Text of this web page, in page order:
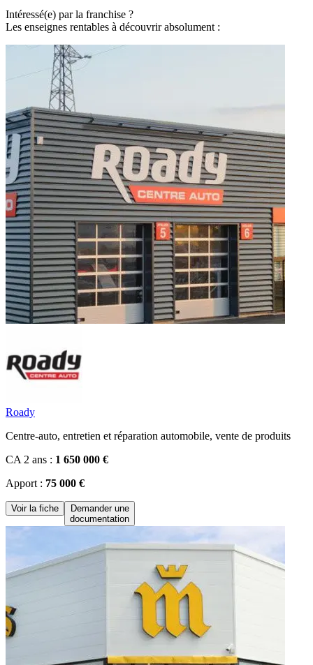
Intéressé(e) par la franchise ?
Les enseignes rentables à découvrir absolument :
Roady
Centre-auto, entretien et réparation automobile, vente de produits
CA 2 ans : 1 650 000 €
Apport : 75 000 €
Voir la fiche
Demander une
documentation